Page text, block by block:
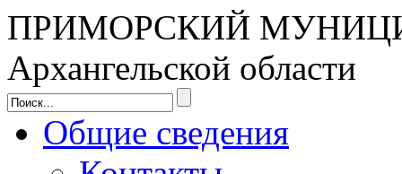
ПРИМОРСКИЙ
Архангельской области
Общие сведения